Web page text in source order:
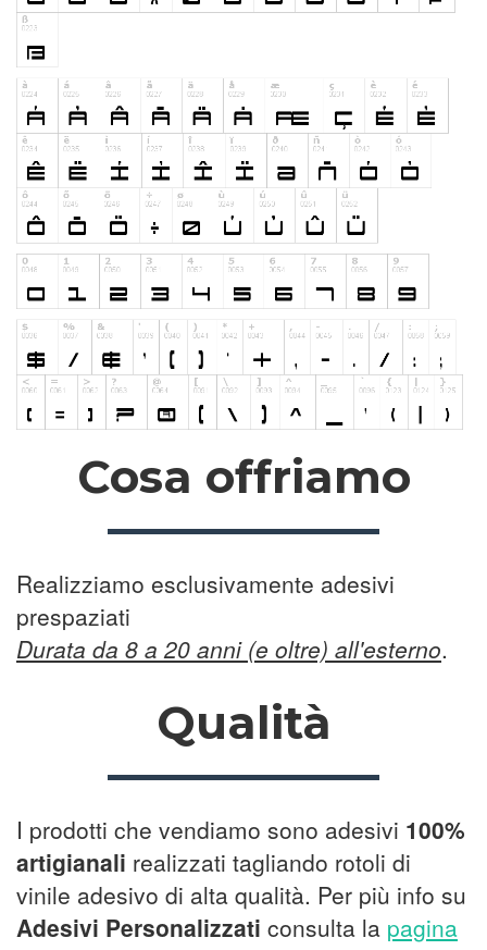
Cosa offriamo
Realizziamo esclusivamente adesivi
prespaziati
Durata da 8 a 20 anni (e oltre) all'esterno.
Qualità
I prodotti che vendiamo sono adesivi 100%
artigianali realizzati tagliando rotoli di
vinile adesivo di alta qualità. Per più info su
Adesivi Personalizzati consulta la pagina